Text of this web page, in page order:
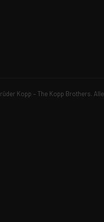
Kopp – The Kopp Brothers.